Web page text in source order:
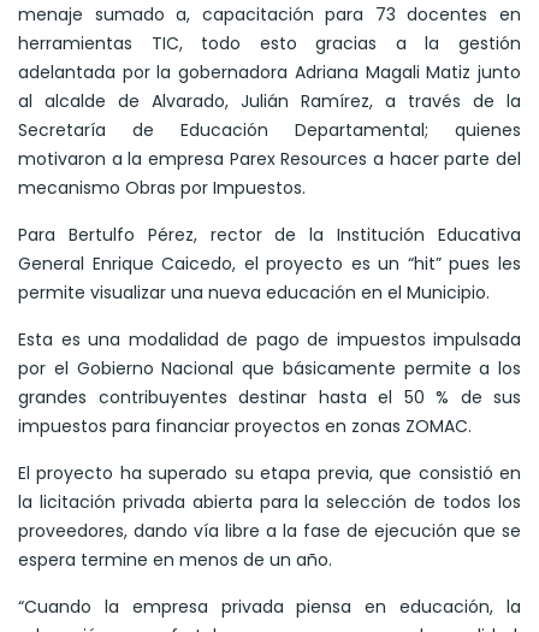
menaje sumado a, capacitación para 73 docentes en
herramientas TIC, todo esto gracias a la gestión
adelantada por la gobernadora Adriana Magali Matiz junto
al alcalde de Alvarado, Julián Ramírez, a través de la
Secretaría de Educación Departamental; quienes
motivaron a la empresa Parex Resources a hacer parte del
mecanismo Obras por Impuestos.
Para Bertulfo Pérez, rector de la Institución Educativa
General Enrique Caicedo, el proyecto es un “hit” pues les
permite visualizar una nueva educación en el Municipio.
Esta es una modalidad de pago de impuestos impulsada
por el Gobierno Nacional que básicamente permite a los
grandes contribuyentes destinar hasta el 50 % de sus
impuestos para financiar proyectos en zonas ZOMAC.
El proyecto ha superado su etapa previa, que consistió en
la licitación privada abierta para la selección de todos los
proveedores, dando vía libre a la fase de ejecución que se
espera termine en menos de un año.
“Cuando la empresa privada piensa en educación, la